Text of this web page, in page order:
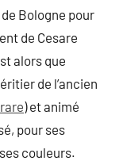
Bologne pour
de Cesare
alors que
de l’ancien
) et animé
pour ses
couleurs.